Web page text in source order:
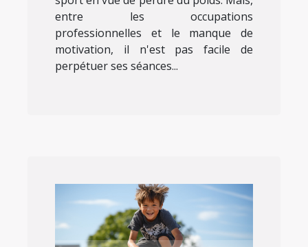
entre les occupations
professionnelles et le manque de
motivation, il n'est pas facile de
perpétuer ses séances...